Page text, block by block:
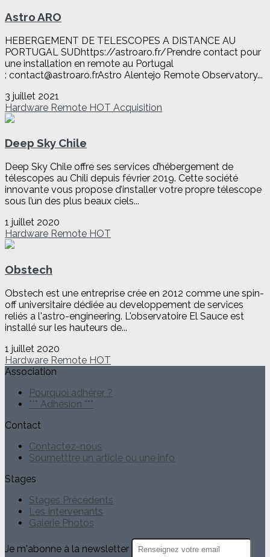
Astro ARO
HEBERGEMENT DE TELESCOPES A DISTANCE AU
PORTUGAL SUDhttps://astroaro.fr/Prendre contact pour
une installation en remote au Portugal
: contact@astroaro.frAstro Alentejo Remote Observatory...
3 juillet 2021
Hardware Remote HOT Acquisition
Deep Sky Chile
Deep Sky Chile offre ses services d’hébergement de
télescopes au Chili depuis février 2019. Cette société
innovante vous propose d’installer votre propre télescope
sous l’un des plus beaux ciels...
1 juillet 2020
Hardware Remote HOT
Obstech
Obstech est une entreprise crée en 2012 comme une spin-
off universitaire dédiée au developpement de services
reliés a l'astro-engineering. L'observatoire El Sauce est
installé sur les hauteurs de...
1 juillet 2020
Hardware Remote HOT
Association
Pourquoi adhérer ?
*** Adhésion ***
Contact
Contactez-nous
Soumetttre un article ou une info
Stages
Stages Précédents
Les Intervenants
Galerie Photos
Je m'abonne à la newsletter